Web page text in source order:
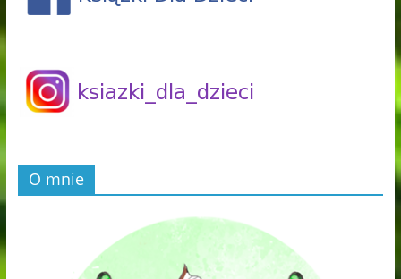
O mnie